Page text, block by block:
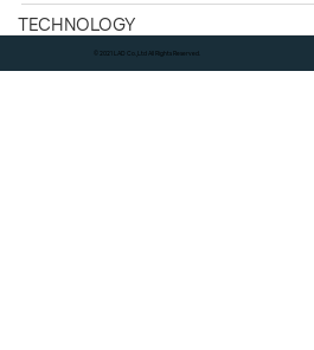
TECHNOLOGY
KNOWLEDGE© 2021 LAD Co.,Ltd All Rights Reserved.